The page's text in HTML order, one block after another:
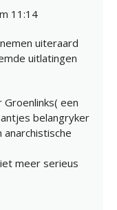
11:14
uiteraard
uitlatingen
Groenlinks( een
belangryker
anarchistische
meer serieus